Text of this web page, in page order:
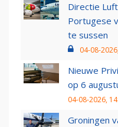
Directie
Portugese
te sussen
04-08-
Nieuwe
op 6
04-08-2026,
Groningen